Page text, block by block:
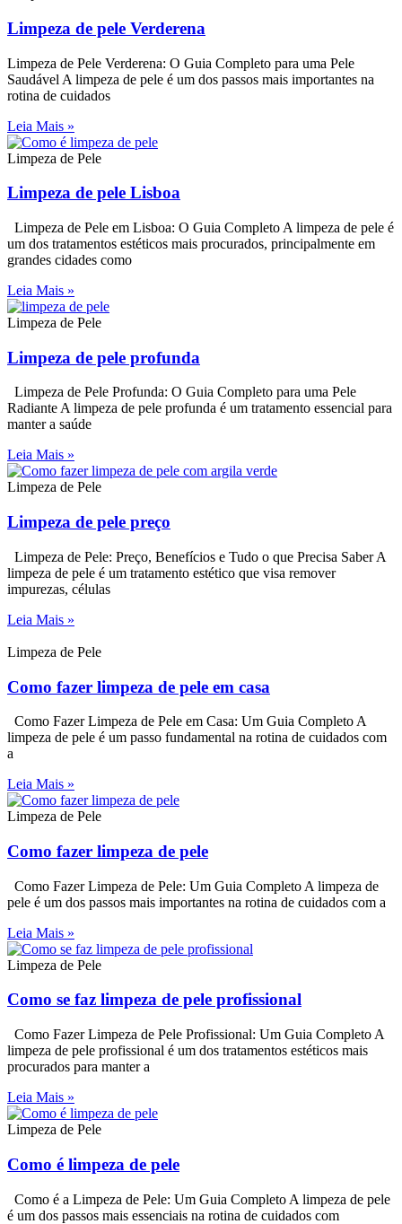
Limpeza de pele Verderena
Limpeza de Pele Verderena: O Guia Completo para uma Pele
Saudável A limpeza de pele é um dos passos mais importantes na
rotina de cuidados
Leia Mais »
Limpeza de Pele
Limpeza de pele Lisboa
Limpeza de Pele em Lisboa: O Guia Completo A limpeza de pele é
um dos tratamentos estéticos mais procurados, principalmente em
grandes cidades como
Leia Mais »
Limpeza de Pele
Limpeza de pele profunda
Limpeza de Pele Profunda: O Guia Completo para uma Pele
Radiante A limpeza de pele profunda é um tratamento essencial para
manter a saúde
Leia Mais »
Limpeza de Pele
Limpeza de pele preço
Limpeza de Pele: Preço, Benefícios e Tudo o que Precisa Saber A
limpeza de pele é um tratamento estético que visa remover
impurezas, células
Leia Mais »
Limpeza de Pele
Como fazer limpeza de pele em casa
Como Fazer Limpeza de Pele em Casa: Um Guia Completo A
limpeza de pele é um passo fundamental na rotina de cuidados com
a
Leia Mais »
Limpeza de Pele
Como fazer limpeza de pele
Como Fazer Limpeza de Pele: Um Guia Completo A limpeza de
pele é um dos passos mais importantes na rotina de cuidados com a
Leia Mais »
Limpeza de Pele
Como se faz limpeza de pele profissional
Como Fazer Limpeza de Pele Profissional: Um Guia Completo A
limpeza de pele profissional é um dos tratamentos estéticos mais
procurados para manter a
Leia Mais »
Limpeza de Pele
Como é limpeza de pele
Como é a Limpeza de Pele: Um Guia Completo A limpeza de pele
é um dos passos mais essenciais na rotina de cuidados com